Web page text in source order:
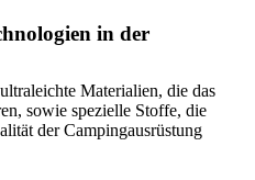
in der
Materialien, die das
sowie spezielle Stoffe, die
der Campingausrüstung